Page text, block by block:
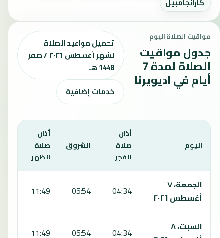
كارانجامبيل
مواقيت الصلاة اليوم
جدول مواقيت
الصلاة لمدة 7
أيام في اديويرنا
تحميل مواعيد الصلاة
لشهر أغسطس ٢٠٢٦ / صفر
1448 هـ
خدمات إضافية
اليوم
أذان
صلاة
الفجر
الشروق
أذان
صلاة
الظهر
الجمعة، ٧
أغسطس ٢٠٢٦
04:34
05:54
11:49
السبت، ٨
04:34
05:54
11:49